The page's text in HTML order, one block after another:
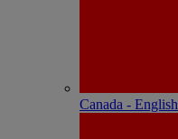
Canada - English